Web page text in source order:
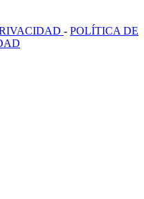
- POLÍTICA DE